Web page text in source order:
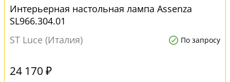
Интерьерная настольная лампа Assenza
SL966.304.01
ST Luce (Италия)
По запросу
24 170 ₽